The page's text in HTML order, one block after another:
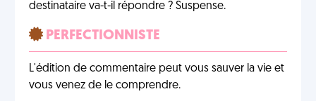
destinataire va-t-il répondre ? Suspense.
PERFECTIONNISTE
L'édition de commentaire peut vous sauver la vie et
vous venez de le comprendre.